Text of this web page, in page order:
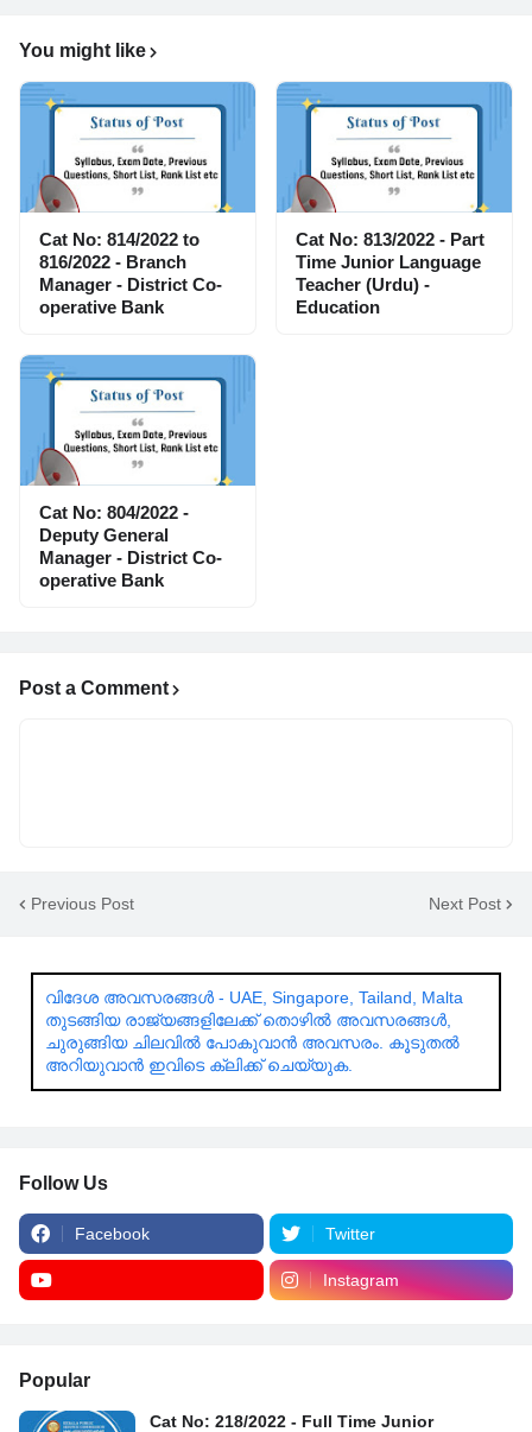
You might like
Cat No: 814/2022 to
816/2022 - Branch
Manager - District Co-
operative Bank
Cat No: 813/2022 - Part
Time Junior Language
Teacher (Urdu) -
Education
Cat No: 804/2022 -
Deputy General
Manager - District Co-
operative Bank
Post a Comment
Previous Post Next Post
വിദേശ അവസരങ്ങൾ - UAE, Singapore, Tailand, Malta
തുടങ്ങിയ രാജ്യങ്ങളിലേക്ക് തൊഴിൽ അവസരങ്ങൾ,
ചുരുങ്ങിയ ചിലവിൽ പോകുവാൻ അവസരം. കൂടുതൽ
അറിയുവാൻ ഇവിടെ ക്ലിക്ക് ചെയ്യുക.
Follow Us
Facebook Twitter
Instagram
Popular
Cat No: 218/2022 - Full Time Junior